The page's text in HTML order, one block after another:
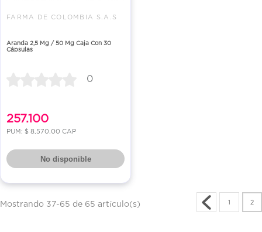
FARMA DE COLOMBIA S.A.S
Aranda 2,5 Mg / 50 Mg Caja Con 30
Cápsulas
0
257.100
PUM: $ 8,570.00 CAP
No disponible
Mostrando 37-65 de 65 artículo(s) 1 2